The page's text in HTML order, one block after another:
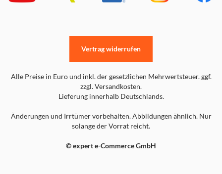
Alle Preise in Euro und inkl. der gesetzlichen Mehrwertsteuer. ggf.
zzgl. Versandkosten.
Lieferung innerhalb Deutschlands.
Änderungen und Irrtümer vorbehalten. Abbildungen ähnlich. Nur
solange der Vorrat reicht.
© expert e-Commerce GmbH
Vertrag widerrufen